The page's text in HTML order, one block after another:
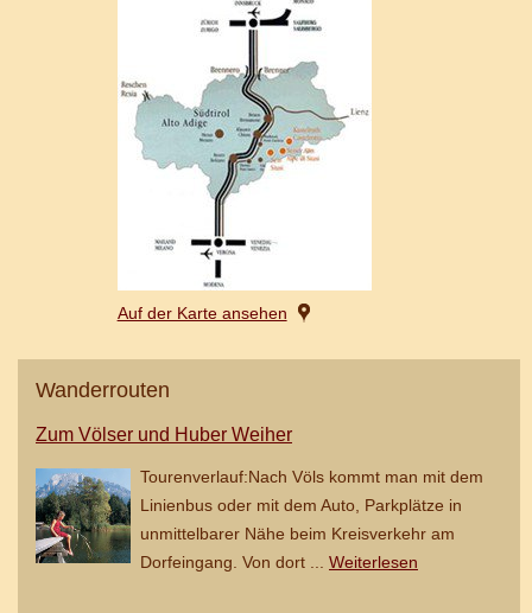
Auf der Karte ansehen
Wanderrouten
Zum Völser und Huber Weiher
Tourenverlauf:Nach Völs kommt man mit dem
Linienbus oder mit dem Auto, Parkplätze in
unmittelbarer Nähe beim Kreisverkehr am
Dorfeingang. Von dort ... Weiterlesen